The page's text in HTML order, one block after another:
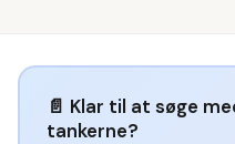
📄 Klar til at søge
tankerne?